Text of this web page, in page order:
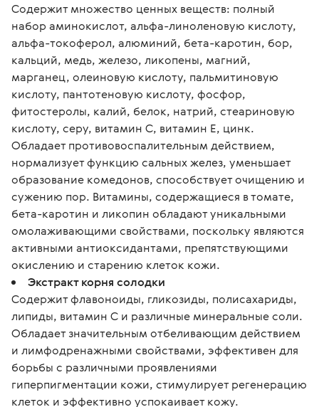
Содержит множество ценных веществ: полный
набор аминокислот, альфа-линоленовую кислоту,
альфа-токоферол, алюминий, бета-каротин, бор,
кальций, медь, железо, ликопены, магний,
марганец, олеиновую кислоту, пальмитиновую
кислоту, пантотеновую кислоту, фосфор,
фитостеролы, калий, белок, натрий, стеариновую
кислоту, серу, витамин C, витамин E, цинк.
Обладает противовоспалительным действием,
нормализует функцию сальных желез, уменьшает
образование комедонов, способствует очищению и
сужению пор. Витамины, содержащиеся в томате,
бета-каротин и ликопин обладают уникальными
омолаживающими свойствами, поскольку являются
активными антиоксидантами, препятствующими
окислению и старению клеток кожи.
Экстракт корня солодки
Содержит флавоноиды, гликозиды, полисахариды,
липиды, витамин С и различные минеральные соли.
Обладает значительным отбеливающим действием
и лимфодренажными свойствами, эффективен для
борьбы с различными проявлениями
гиперпигментации кожи, стимулирует регенерацию
клеток и эффективно успокаивает кожу.